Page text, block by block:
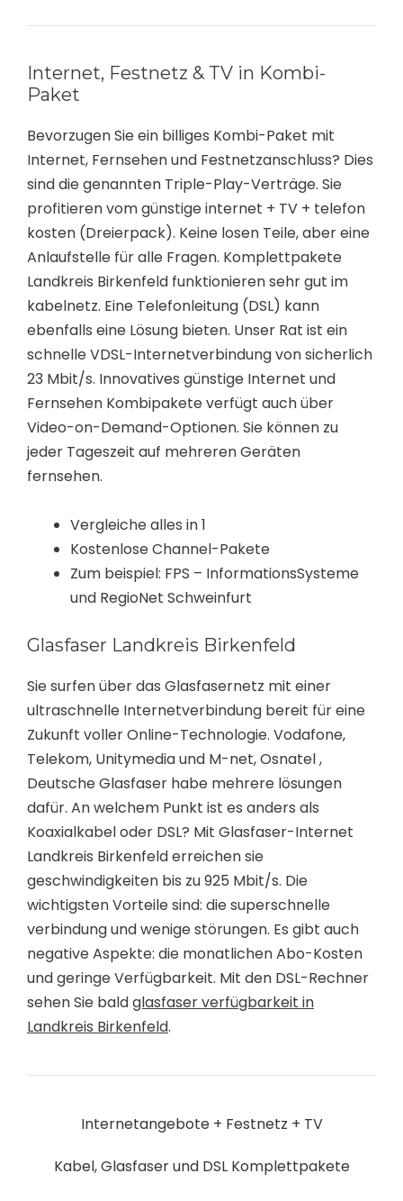
Internet, Festnetz & TV in Kombi-
Paket
Bevorzugen Sie ein billiges Kombi-Paket mit
Internet, Fernsehen und Festnetzanschluss? Dies
sind die genannten Triple-Play-Verträge. Sie
profitieren vom günstige internet + TV + telefon
kosten (Dreierpack). Keine losen Teile, aber eine
Anlaufstelle für alle Fragen. Komplettpakete
Landkreis Birkenfeld funktionieren sehr gut im
kabelnetz. Eine Telefonleitung (DSL) kann
ebenfalls eine Lösung bieten. Unser Rat ist ein
schnelle VDSL-Internetverbindung von sicherlich
23 Mbit/s. Innovatives günstige Internet und
Fernsehen Kombipakete verfügt auch über
Video-on-Demand-Optionen. Sie können zu
jeder Tageszeit auf mehreren Geräten
fernsehen.
Vergleiche alles in 1
Kostenlose Channel-Pakete
Zum beispiel: FPS – InformationsSysteme
und RegioNet Schweinfurt
Glasfaser Landkreis Birkenfeld
Sie surfen über das Glasfasernetz mit einer
ultraschnelle Internetverbindung bereit für eine
Zukunft voller Online-Technologie. Vodafone,
Telekom, Unitymedia und M-net, Osnatel ,
Deutsche Glasfaser habe mehrere lösungen
dafür. An welchem Punkt ist es anders als
Koaxialkabel oder DSL? Mit Glasfaser-Internet
Landkreis Birkenfeld erreichen sie
geschwindigkeiten bis zu 925 Mbit/s. Die
wichtigsten Vorteile sind: die superschnelle
verbindung und wenige störungen. Es gibt auch
negative Aspekte: die monatlichen Abo-Kosten
und geringe Verfügbarkeit. Mit den DSL-Rechner
sehen Sie baldglasfaser verfügbarkeit in
Landkreis Birkenfeld.
Internetangebote + Festnetz + TV
Kabel, Glasfaser und DSL Komplettpakete